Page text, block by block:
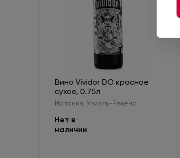
Вино Vividor DO красное
сухое, 0.75л
Испания, Утиэль-Рекена
Нет в
наличии